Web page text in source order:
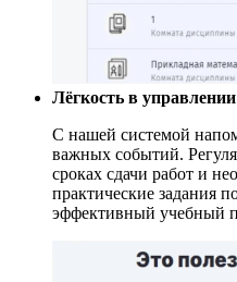
Лёгкость в
С нашей системой
важных событий.
сроках сдачи работ и
практические задания
эффективный учебный